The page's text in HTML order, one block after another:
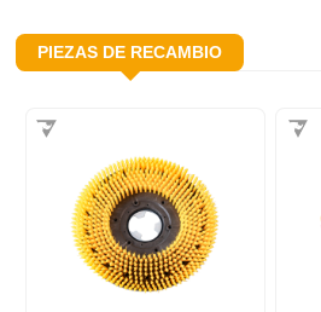
PIEZAS DE RECAMBIO